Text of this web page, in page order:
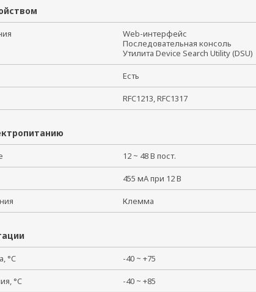
Web-интерфейс
Последовательная консоль
Утилита Device Search Utility (DSU)
Есть
RFC1213, RFC1317
12 ~ 48 В пост.
455 мА при 12 В
Клемма
°C -40 ~ +75
°C -40 ~ +85